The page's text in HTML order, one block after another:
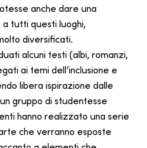
anche dare una
tutti questi luoghi,
diversificati.
alcuni testi (albi, romanzi,
ai temi dell’inclusione e
libera ispirazione dalle
gruppo di studentesse
hanno realizzato una serie
che verranno esposte